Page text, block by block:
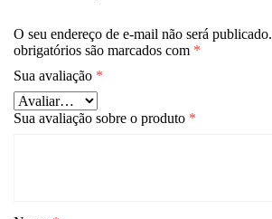
O seu endereço de e-mail não será publicado.
obrigatórios são marcados com *
Sua avaliação *
Sua avaliação sobre o produto *